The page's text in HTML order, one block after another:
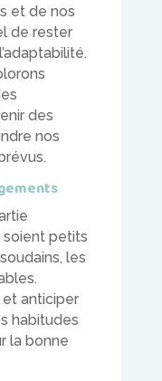
et de nos
de rester
des
nos
soient petits
les
anticiper
habitudes
la bonne